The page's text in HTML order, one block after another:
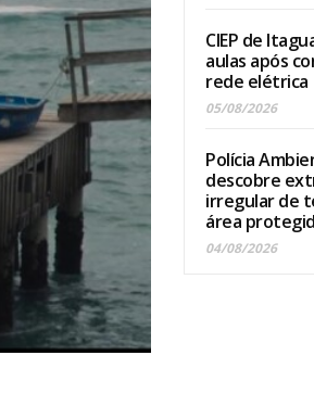
CIEP de
aulas após
rede elétrica
05/08/2026
Polícia
descobre
irregular de
área
04/08/2026